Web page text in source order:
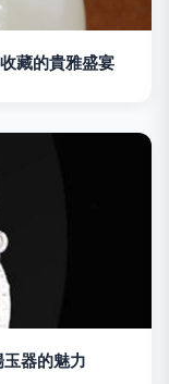
藏的貴雅盛宴
器的魅力